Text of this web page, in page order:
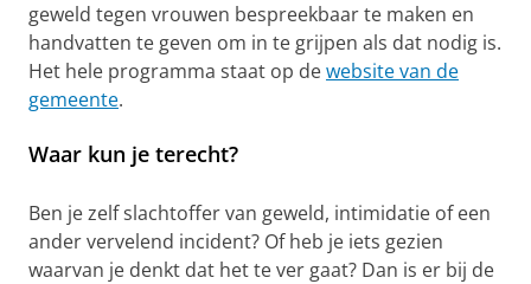
geweld tegen vrouwen bespreekbaar te maken en
handvatten te geven om in te grijpen als dat nodig is.
Het hele programma staat op dewebsite van de
gemeente.
Waar kun je terecht?
Ben je zelf slachtoffer van geweld, intimidatie of een
ander vervelend incident? Of heb je iets gezien
waarvan je denkt dat het te ver gaat? Dan is er bij de